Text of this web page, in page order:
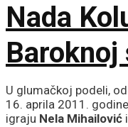
Nada
Baroknoj
kuće
U glumačkoj podeli,
16. aprila 2011.
igraju Nela Mihailović i